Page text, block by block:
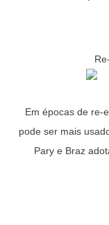
Em épocas de re-
pode ser mais
Pary e Braz